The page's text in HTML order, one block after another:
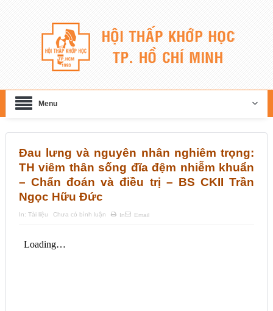
Menu
Đau lưng và nguyên nhân nghiêm trọng:
TH viêm thân sống đĩa đệm nhiễm khuẩn
– Chẩn đoán và điều trị – BS CKII Trần
Ngọc Hữu Đức
In: Tài liệu Chưa có bình luận In Email